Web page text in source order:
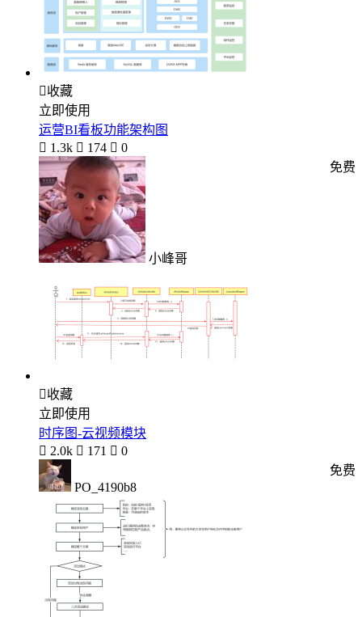
收藏
立即使用
运营BI看板功能架构图
 1.3k  174  0
小峰哥
免费
收藏
立即使用
时序图-云视频模块
 2.0k  171  0
PO_4190b8
免费